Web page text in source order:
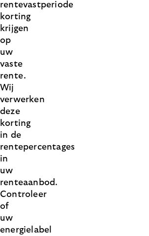
rentevastperiode
korting
krijgen
op
uw
vaste
rente.
Wij
verwerken
deze
korting
in de
rentepercentages
in
uw
renteaanbod.
Controleer
of
uw
energielabel